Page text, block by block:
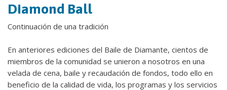
Diamond Ball
Continuación de una tradición
En anteriores ediciones del Baile de Diamante, cientos de
miembros de la comunidad se unieron a nosotros en una
velada de cena, baile y recaudación de fondos, todo ello en
beneficio de la calidad de vida, los programas y los servicios